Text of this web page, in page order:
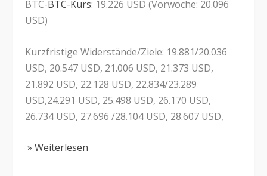
BTC-BTC-Kurs: 19.226 USD (Vorwoche: 20.096
USD)
Kurzfristige Widerstände/Ziele: 19.881/20.036
USD, 20.547 USD, 21.006 USD, 21.373 USD,
21.892 USD, 22.128 USD, 22.834/23.289
USD,24.291 USD, 25.498 USD, 26.170 USD,
26.734 USD, 27.696 /28.104 USD, 28.607 USD,
» Weiterlesen